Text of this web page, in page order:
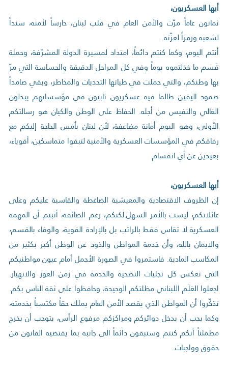
أيها العسكريون،
ثمانون عاماً مرّت والأمن العام في قلب لبنان، حارساً لأمنه، سنداً
لشعبه ورمزاً لعزّته.
أنتم اليوم، وكما كنتم دائماً، امتداد لمسيرة الدولة المشرّفة، وحملة
قَسَم ما خذلتموه يوماً وفي كل المراحل الدقيقة والحساسة التي مرّ
بها وطنكم، والتي حملت في طياتها التحديات والمخاطر، وبقي صامداً
صمود اليقين طالما فيه عسكريون ثابتون في مؤسساتهم يبذلون
الغالي والنفيس من أجله. الحفاظ على الوطن والكيان هو رسالتكم
الأولى، وهو اليوم أمانة مضاعفة، لأن لبنان بأمس الحاجة إليكم مع
رفاقكم في المؤسسات العسكرية والأمنية لتبقوا متماسكين، أقوياء،
بعيدين عن أي انقسام.
أيها العسكريون،
إن الظروف الاقتصادية والمعيشية الضاغطة والقاسية عليكم وعلى
عائلاتكم، ليست بالأمر السهل.لكنكم، رغم الضائقة، أثبتم أن المهمة
العسكرية لا تقاس فقط بالراتب بل بالإرادة القوية، والوفاء بالقسم،
والايمان بالله، وأن خدمة المواطن والذود عن الوطن أكبر بكثير من
المكاسب المادية. فاستمروا في الصورة الأجمل أمام عيون مواطنيكم
التي تعكس كل تجليات التضحية والخدمة في زمن العوز والانهيار.
اجعلوا العَلَم اللبناني مظلتكم الوحيدة، وحافظوا على ثقة الناس بكم.
تذكّروا أن المواطن الذي يقصد الأمن العام يملك حقاً مكتسباً بخدمته،
وكما يجب أن يدخل دوائركم ومراكزكم مرفوع الرأس، يتوجب أن يخرج
مطمئناً أنكم كنتم وستبقون دائماً الى جانبه بما يقتضيه القانون من
حقوق وواجبات.